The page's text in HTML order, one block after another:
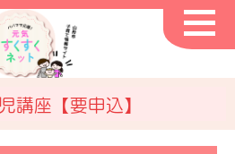
講座【要申込】